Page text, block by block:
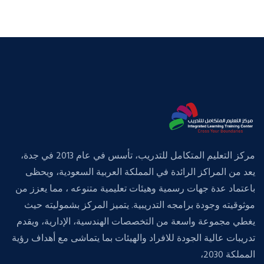
مركز التعليم المتكامل للتدريب، تأسس في عام 2013 في جدة،
يعد من المراكز الرائدة في المملكة العربية السعودية، ويحظى
باعتماد عدة جهات رسمية وهيئات تعليمية متنوعه ، مما يعزز من
موثوقيته وجودة برامجه التدريبية. يتميز المركز بشموليته حيث
يغطي مجموعة واسعة من التخصصات الهندسية، الإدارية، ويقدم
تدريبات عالية الجودة للافراد والهيئات بما يتماشى مع أهداف رؤية
المملكة 2030،